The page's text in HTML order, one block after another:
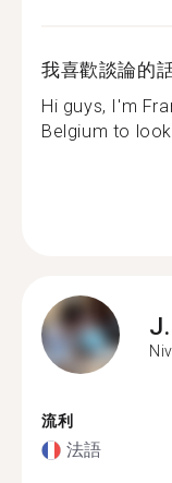
我喜歡談論的
Hi guys, I'm
Belgium to
J.
流利
法語